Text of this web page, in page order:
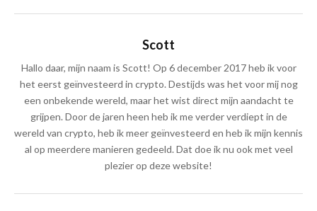
Scott
Hallo daar, mijn naam is Scott! Op 6 december 2017 heb ik voor
het eerst geïnvesteerd in crypto. Destijds was het voor mij nog
een onbekende wereld, maar het wist direct mijn aandacht te
grijpen. Door de jaren heen heb ik me verder verdiept in de
wereld van crypto, heb ik meer geïnvesteerd en heb ik mijn kennis
al op meerdere manieren gedeeld. Dat doe ik nu ook met veel
plezier op deze website!